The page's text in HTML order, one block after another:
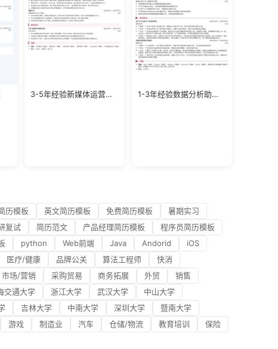
3-5年经验新媒体运营负责人简历模板 1-3年经验数据分析助理求职模板
历模板 英文简历模板 免费简历模板
暑期实习
复试 简历范文 产品经理简历模板
程序员简历模板
python Web前端 Java Andorid
iOS
医疗/健康 品牌公关 算法工程师
快消
市场/营销 采购贸易 商务拓展 外贸
销售
交通大学 浙江大学 武汉大学
中山大学
吉林大学 中南大学 深圳大学
暨南大学
游戏 制造业 汽车 仓储/物流 教育培训
保险